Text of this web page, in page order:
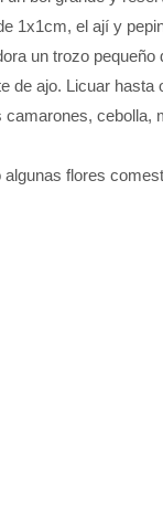
1x1cm, el ají y
un trozo
de ajo. Licuar
flores